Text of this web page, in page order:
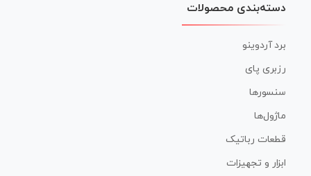
دسته‌بندی محصولات
برد آردوینو
رزبری پای
سنسورها
ماژول‌ها
قطعات رباتیک
ابزار و تجهیزات